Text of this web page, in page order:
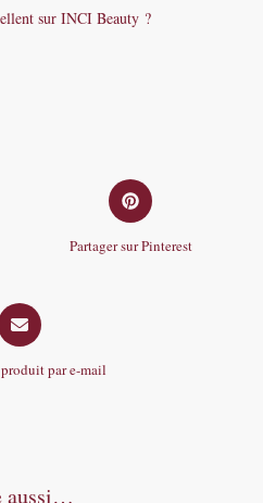
sur INCI Beauty ?
Opens
in
Partager sur Pinterest
new
par e-mail
aussi…